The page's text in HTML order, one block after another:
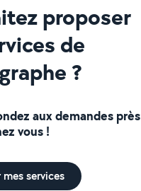
proposer
de
?
aux demandes près
vous !
mes services